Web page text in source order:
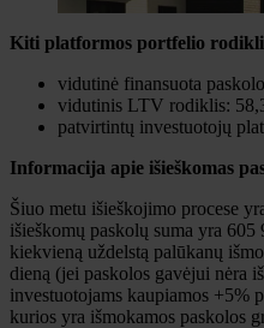
Kiti platformos portfelio
vidutinė finansuota
vidutinis LTV rodiklis:
patvirtintų investuotojų
Informacija apie išieškomas
Šiuo metu išieškojimo procese
išieškomų paskolų suma yra
kiekvieną uždelstą palūkanų
dieną (jei paskolos gavėjui nėra
investuotojams kaupiamos +5%
kurios yra išmokamos paskolos